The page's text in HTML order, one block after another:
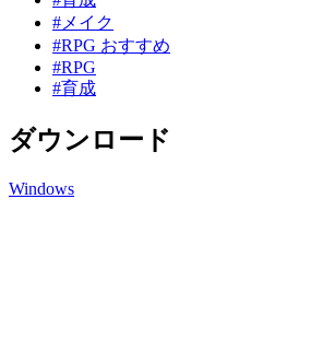
#メイク
#RPG おすすめ
#RPG
#育成
ダウンロード
Windows